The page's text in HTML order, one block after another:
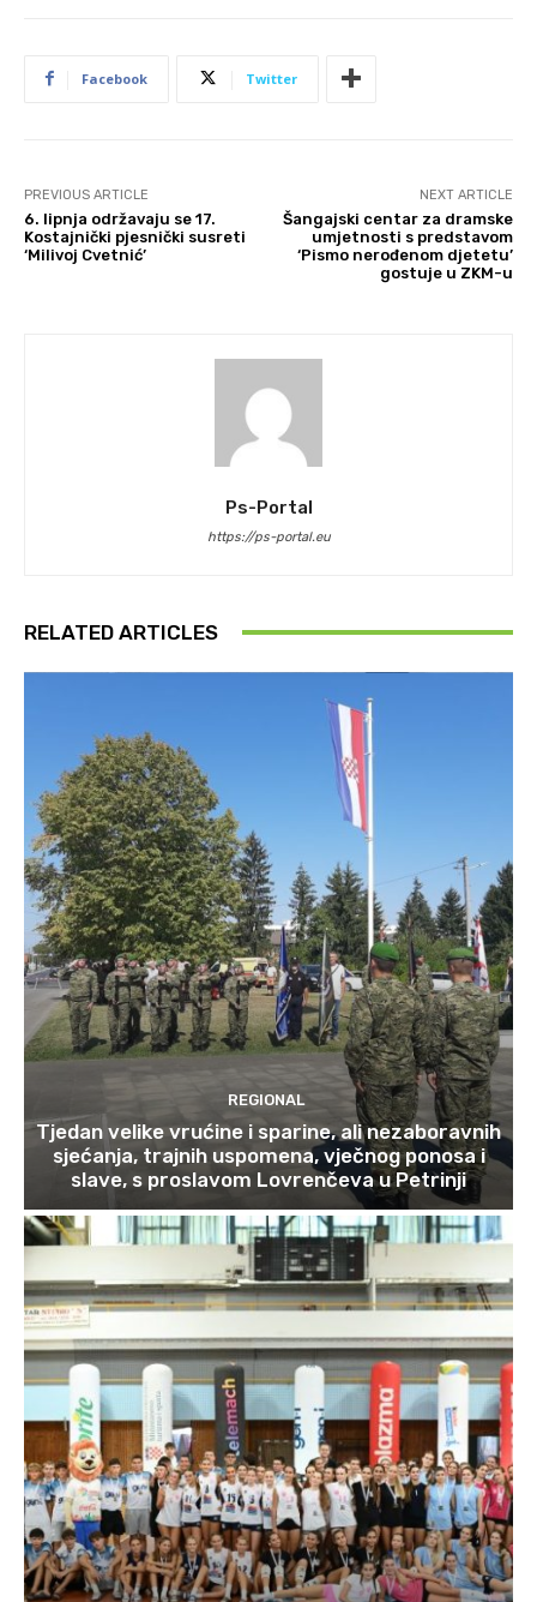
Facebook Twitter
PREVIOUS ARTICLE
6. lipnja održavaju se 17.
Kostajnički pjesnički susreti
‘Milivoj Cvetnić’
NEXT ARTICLE
Šangajski centar za dramske
umjetnosti s predstavom
‘Pismo nerođenom djetetu’
gostuje u ZKM-u
Ps-Portal
https://ps-portal.eu
RELATED ARTICLES
REGIONAL
Tjedan velike vrućine i sparine, ali nezaboravnih
sjećanja, trajnih uspomena, vječnog ponosa i
slave, s proslavom Lovrenčeva u Petrinji